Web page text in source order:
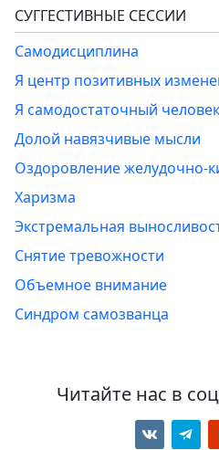
СУГГЕСТИВНЫЕ СЕССИИ
Самодисциплина
Я центр позитивных
Я самодостаточный человек
Долой навязчивые мысли
Оздоровление желудочно-
Харизма
Экстремальная
Снятие тревожности
Объемное внимание
Синдром самозванца
Читайте нас в